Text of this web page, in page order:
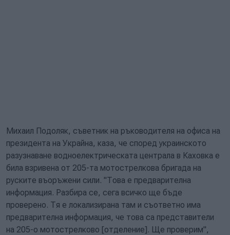
Михаил Подоляк, съветник на ръководителя на офиса на
президента на Украйна, каза, че според украинското
разузнаване водноелектрическата централа в Каховка е
била взривена от 205-та мотострелкова бригада на
руските въоръжени сили. "Това е предварителна
информация. Разбира се, сега всичко ще бъде
проверено. Тя е локализирана там и съответно има
предварителна информация, че това са представители
на 205-о мотострелково [отделение]. Ще проверим",